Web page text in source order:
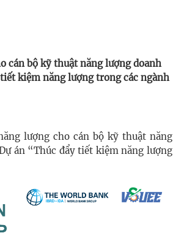
cán bộ kỹ thuật năng lượng doanh
kiệm năng lượng trong các ngành
lượng cho cán bộ kỹ thuật năng
án “Thúc đẩy tiết kiệm năng lượng